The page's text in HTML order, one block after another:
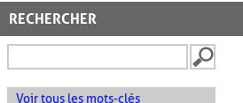
RECHERCHER
Voir tous les mots-clés